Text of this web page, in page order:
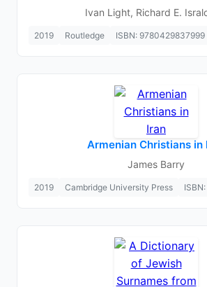
Ivan Light, Richard E.
2019 Routledge ISBN: 9780429837999
Armenian Christians in
James Barry
2019 Cambridge University Press